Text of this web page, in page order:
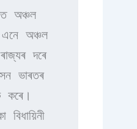
অঞ্চল
অঞ্চল
দৰে
ভাৰতৰ
কৰে।